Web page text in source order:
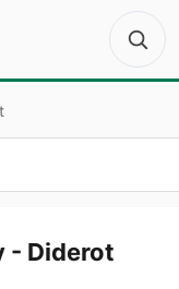
- Diderot